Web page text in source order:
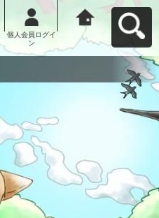
個人会員ログイ
ン
大府市民活動支
援サイト コラビ
アへ戻る